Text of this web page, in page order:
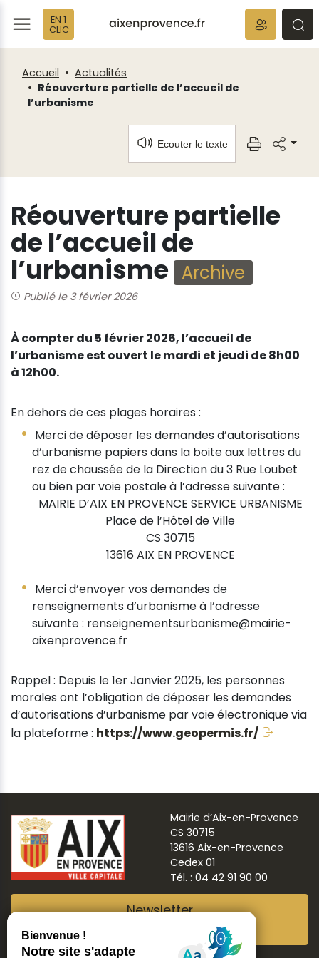
EN 1
CLIC
Accueil
Actualités
Réouverture partielle de l’accueil de
l’urbanisme
Ecouter le texte
Réouverture partielle
de l’accueil de
l’urbanisme Archive
Publié le 3 février 2026
À compter du 5 février 2026, l’accueil de
l’urbanisme est ouvert le mardi et jeudi de 8h00
à 12h00.
En dehors de ces plages horaires :
Merci de déposer les demandes d’autorisations
d’urbanisme papiers dans la boite aux lettres du
rez de chaussée de la Direction du 3 Rue Loubet
ou bien par voie postale à l’adresse suivante :
MAIRIE D’AIX EN PROVENCE SERVICE URBANISME
Place de l’Hôtel de Ville
CS 30715
13616 AIX EN PROVENCE
Merci d’envoyer vos demandes de
renseignements d’urbanisme à l’adresse
suivante : renseignementsurbanisme@mairie­
aixenprovence.fr
Rappel : Depuis le 1er Janvier 2025, les personnes
morales ont l’obligation de déposer les demandes
d’autorisations d’urbanisme par voie électronique via
la plateforme : https://www.geopermis.fr/
Mairie d’Aix-en-Provence
CS 30715
13616 Aix-en-Provence
Cedex 01
Tél. : 04 42 91 90 00
Newsletter
Fenêtre
de
chat
Panneau de gestion des cookies